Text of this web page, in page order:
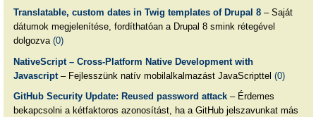
Translatable, custom dates in Twig templates of Drupal 8– Saját
dátumok megjelenítése, fordíthatóan a Drupal 8 smink rétegével
dolgozva (0)
NativeScript – Cross-Platform Native Development with
Javascript– Fejlesszünk natív mobilalkalmazást JavaScripttel (0)
GitHub Security Update: Reused password attack– Érdemes
bekapcsolni a kétfaktoros azonosítást, ha a GitHub jelszavunkat más